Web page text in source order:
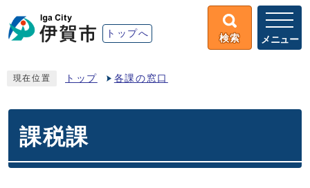
トップへ 検索 メニュー
現在位置 トップ 各課の窓口
課税課